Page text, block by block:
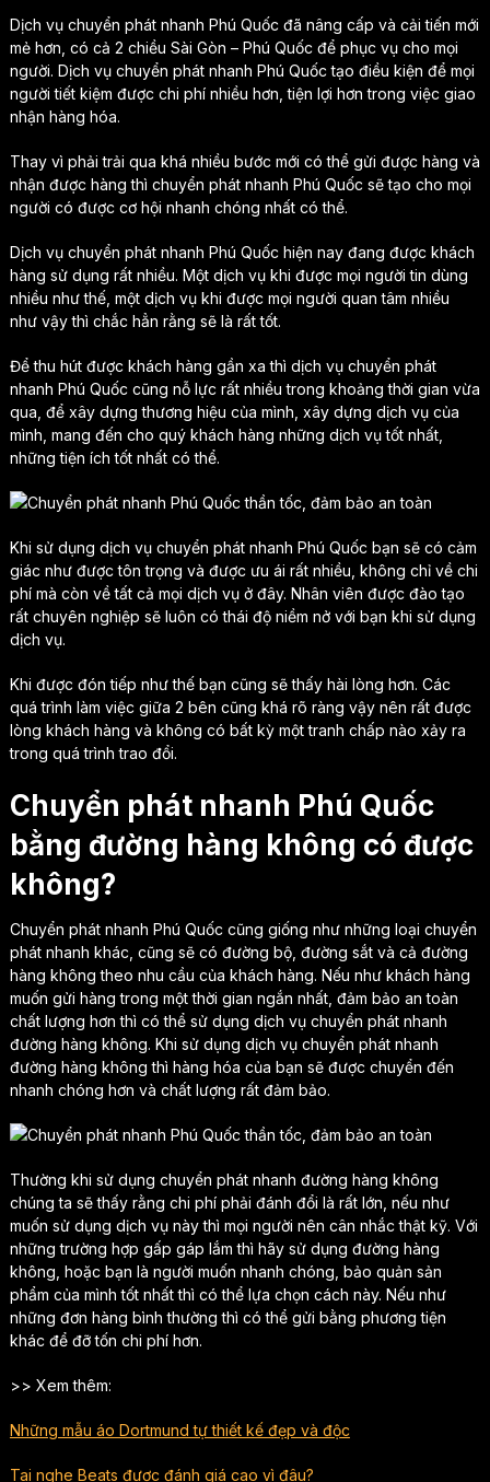
Dịch vụ chuyển phát nhanh Phú Quốc đã nâng cấp và cải tiến mới
mẻ hơn, có cả 2 chiều Sài Gòn – Phú Quốc để phục vụ cho mọi
người. Dịch vụ chuyển phát nhanh Phú Quốc tạo điều kiện để mọi
người tiết kiệm được chi phí nhiều hơn, tiện lợi hơn trong việc giao
nhận hàng hóa.
Thay vì phải trải qua khá nhiều bước mới có thể gửi được hàng và
nhận được hàng thì chuyển phát nhanh Phú Quốc sẽ tạo cho mọi
người có được cơ hội nhanh chóng nhất có thể.
Dịch vụ chuyển phát nhanh Phú Quốc hiện nay đang được khách
hàng sử dụng rất nhiều. Một dịch vụ khi được mọi người tin dùng
nhiều như thế, một dịch vụ khi được mọi người quan tâm nhiều
như vậy thì chắc hẳn rằng sẽ là rất tốt.
Để thu hút được khách hàng gần xa thì dịch vụ chuyển phát
nhanh Phú Quốc cũng nỗ lực rất nhiều trong khoảng thời gian vừa
qua, để xây dựng thương hiệu của mình, xây dựng dịch vụ của
mình, mang đến cho quý khách hàng những dịch vụ tốt nhất,
những tiện ích tốt nhất có thể.
Khi sử dụng dịch vụ chuyển phát nhanh Phú Quốc bạn sẽ có cảm
giác như được tôn trọng và được ưu ái rất nhiều, không chỉ về chi
phí mà còn về tất cả mọi dịch vụ ở đây. Nhân viên được đào tạo
rất chuyên nghiệp sẽ luôn có thái độ niềm nở với bạn khi sử dụng
dịch vụ.
Khi được đón tiếp như thế bạn cũng sẽ thấy hài lòng hơn. Các
quá trình làm việc giữa 2 bên cũng khá rõ ràng vậy nên rất được
lòng khách hàng và không có bất kỳ một tranh chấp nào xảy ra
trong quá trình trao đổi.
Chuyển phát nhanh Phú Quốc
bằng đường hàng không có được
không?
Chuyển phát nhanh Phú Quốc cũng giống như những loại chuyển
phát nhanh khác, cũng sẽ có đường bộ, đường sắt và cả đường
hàng không theo nhu cầu của khách hàng. Nếu như khách hàng
muốn gửi hàng trong một thời gian ngắn nhất, đảm bảo an toàn
chất lượng hơn thì có thể sử dụng dịch vụ chuyển phát nhanh
đường hàng không. Khi sử dụng dịch vụ chuyển phát nhanh
đường hàng không thì hàng hóa của bạn sẽ được chuyển đến
nhanh chóng hơn và chất lượng rất đảm bảo.
Thường khi sử dụng chuyển phát nhanh đường hàng không
chúng ta sẽ thấy rằng chi phí phải đánh đổi là rất lớn, nếu như
muốn sử dụng dịch vụ này thì mọi người nên cân nhắc thật kỹ. Với
những trường hợp gấp gáp lắm thì hãy sử dụng đường hàng
không, hoặc bạn là người muốn nhanh chóng, bảo quản sản
phẩm của mình tốt nhất thì có thể lựa chọn cách này. Nếu như
những đơn hàng bình thường thì có thể gửi bằng phương tiện
khác để đỡ tốn chi phí hơn.
>> Xem thêm:
Những mẫu áo Dortmund tự thiết kế đẹp và độc
Tai nghe Beats được đánh giá cao vì đâu?